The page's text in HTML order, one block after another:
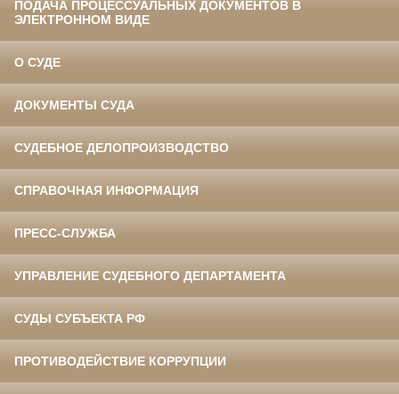
ПОДАЧА ПРОЦЕССУАЛЬНЫХ ДОКУМЕНТОВ В
ЭЛЕКТРОННОМ ВИДЕ
О СУДЕ
ДОКУМЕНТЫ СУДА
СУДЕБНОЕ ДЕЛОПРОИЗВОДСТВО
СПРАВОЧНАЯ ИНФОРМАЦИЯ
ПРЕСС-СЛУЖБА
УПРАВЛЕНИЕ СУДЕБНОГО ДЕПАРТАМЕНТА
СУДЫ СУБЪЕКТА РФ
ПРОТИВОДЕЙСТВИЕ КОРРУПЦИИ